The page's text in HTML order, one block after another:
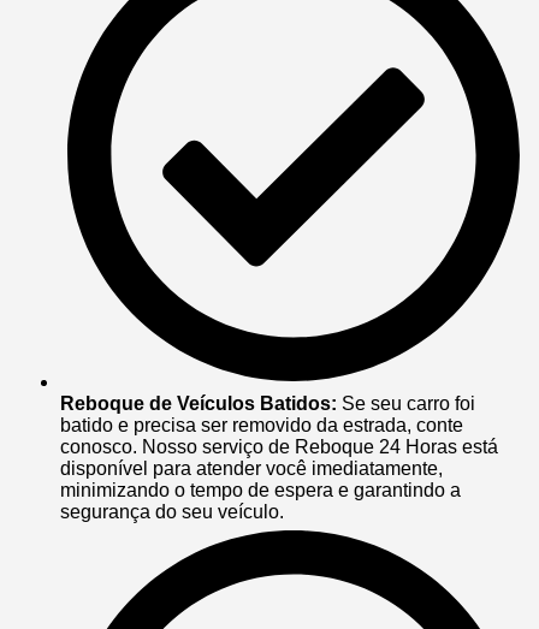
Reboque de Veículos Batidos: Se seu carro foi
batido e precisa ser removido da estrada, conte
conosco. Nosso serviço de Reboque 24 Horas está
disponível para atender você imediatamente,
minimizando o tempo de espera e garantindo a
segurança do seu veículo.